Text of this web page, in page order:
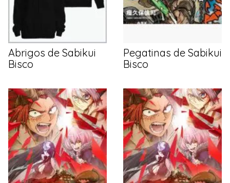
Abrigos de Sabikui
Bisco
Pegatinas de Sabikui
Bisco